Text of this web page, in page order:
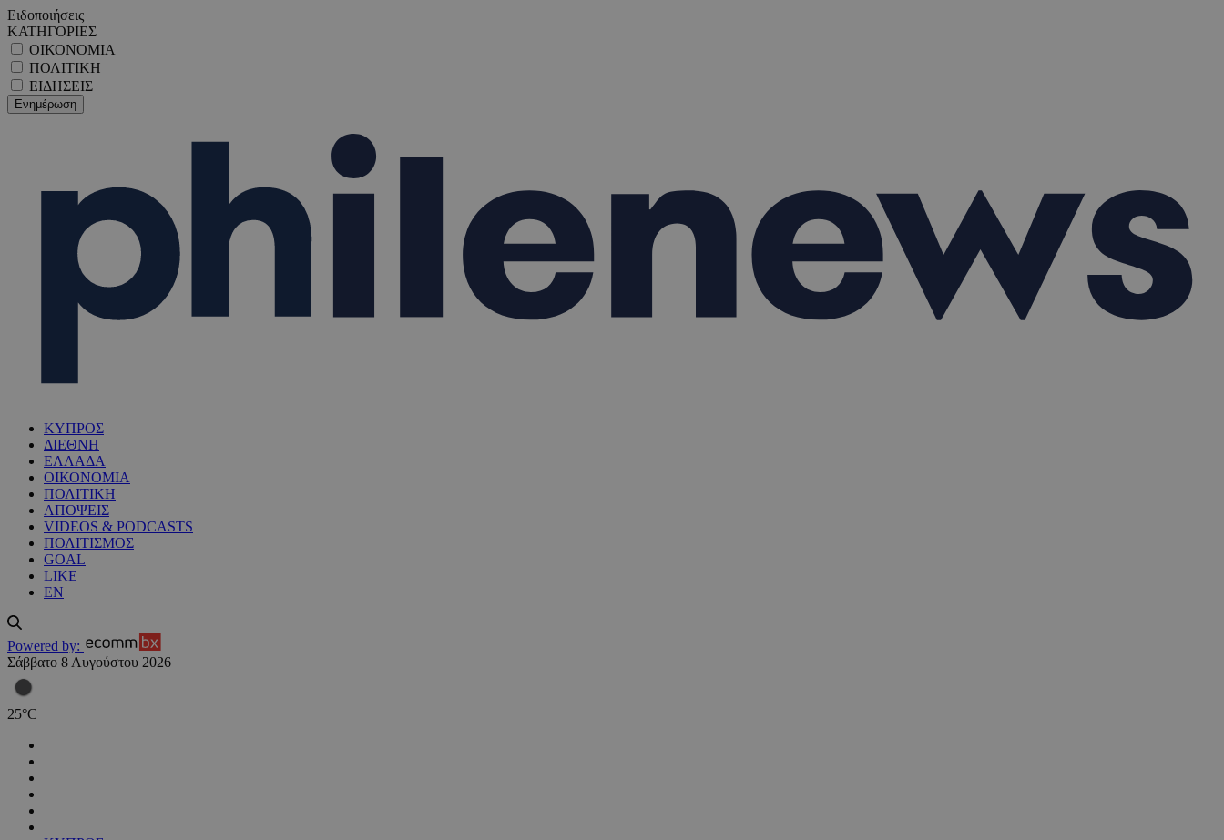
Ειδοποιήσεις
ΚΑΤΗΓΟΡΙΕΣ
ΟΙΚΟΝΟΜΙΑ
ΠΟΛΙΤΙΚΗ
ΕΙΔΗΣΕΙΣ
ΚΥΠΡΟΣ
ΔΙΕΘΝΗ
ΕΛΛΑΔΑ
ΟΙΚΟΝΟΜΙΑ
ΠΟΛΙΤΙΚΗ
ΑΠΟΨΕΙΣ
VIDEOS & PODCASTS
ΠΟΛΙΤΙΣΜΟΣ
GOAL
LIKE
EN
Powered by:
Σάββατο 8 Αυγούστου 2026
25°C